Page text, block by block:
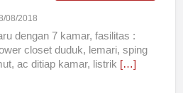
08/2018
dengan 7 kamar, fasilitas :
closet duduk, lemari, sping
ac ditiap kamar, listrik […]